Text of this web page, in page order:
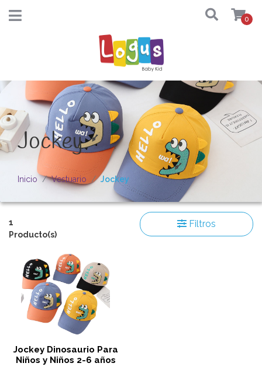
0
Jockey
Inicio Vestuario Jockey
1
Producto(s)
Filtros
Jockey Dinosaurio Para
Niños y Niños 2-6 años